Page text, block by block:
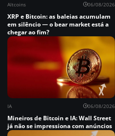
Altcoins 06/08/2026
XRP e Bitcoin: as baleias acumulam
em silêncio — o bear market está a
chegar ao fim?
IA 06/08/2026
Mineiros de Bitcoin e IA: Wall Street
já não se impressiona com anúncios